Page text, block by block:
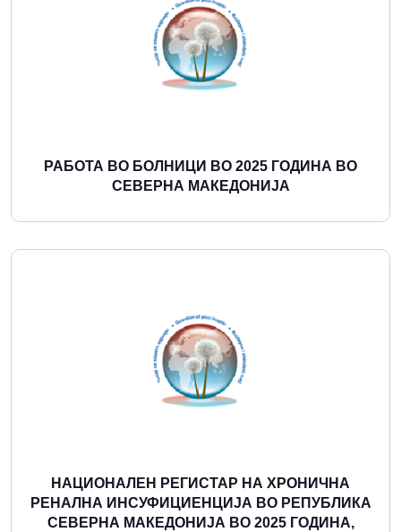
Повеќе
РАБОТА ВО БОЛНИЦИ ВО 2025 ГОДИНА ВО
СЕВЕРНА МАКЕДОНИЈА
Повеќе
НАЦИОНАЛЕН РЕГИСТАР НА ХРОНИЧНА
РЕНАЛНА ИНСУФИЦИЕНЦИЈА ВО РЕПУБЛИКА
СЕВЕРНА МАКЕДОНИЈА ВО 2025 ГОДИНА,